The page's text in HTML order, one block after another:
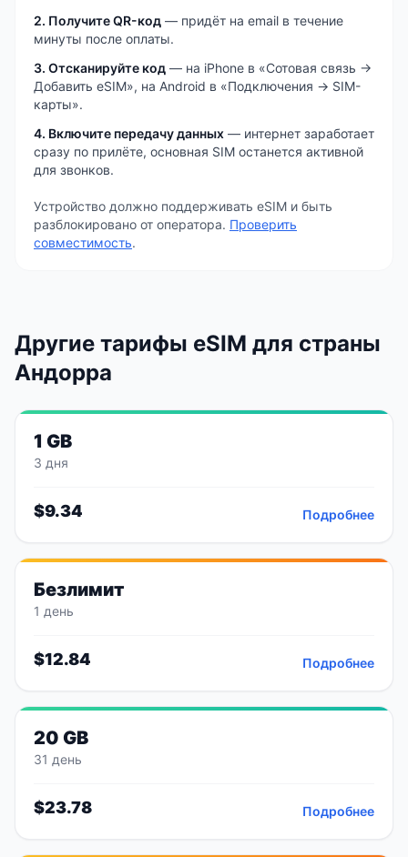
2. Получите QR-код — придёт на email в течение
минуты после оплаты.
3. Отсканируйте код — на iPhone в «Сотовая связь →
Добавить eSIM», на Android в «Подключения → SIM-
карты».
4. Включите передачу данных — интернет заработает
сразу по прилёте, основная SIM останется активной
для звонков.
Устройство должно поддерживать eSIM и быть
разблокировано от оператора. Проверить
совместимость.
Другие тарифы eSIM для страны
Андорра
1 GB
3 дня
$9.34 Подробнее
Безлимит
1 день
$12.84 Подробнее
20 GB
31 день
$23.78 Подробнее